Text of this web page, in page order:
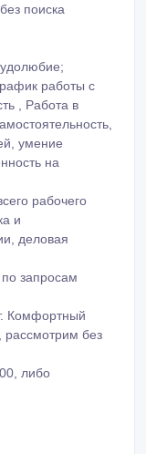
поиска
работы с
, Работа в
умение
на
рабочего
и
деловая
по запросам
Комфортный
рассмотрим без
либо